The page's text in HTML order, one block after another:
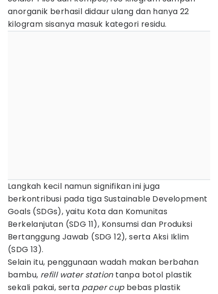
anorganik berhasil didaur ulang dan hanya 22
kilogram sisanya masuk kategori residu.
Langkah kecil namun signifikan ini juga
berkontribusi pada tiga Sustainable Development
Goals (SDGs), yaitu Kota dan Komunitas
Berkelanjutan (SDG 11), Konsumsi dan Produksi
Bertanggung Jawab (SDG 12), serta Aksi Iklim
(SDG 13).
Selain itu, penggunaan wadah makan berbahan
bambu, refill water stationtanpa botol plastik
sekali pakai, serta paper cupbebas plastik